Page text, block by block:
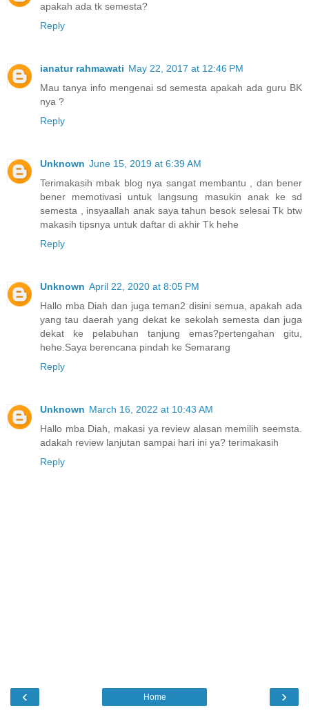
apakah ada tk semesta?
Reply
ianatur rahmawati May 22, 2017 at 12:46 PM
Mau tanya info mengenai sd semesta apakah ada guru BK
nya ?
Reply
Unknown June 15, 2019 at 6:39 AM
Terimakasih mbak blog nya sangat membantu , dan bener
bener memotivasi untuk langsung masukin anak ke sd
semesta , insyaallah anak saya tahun besok selesai Tk btw
makasih tipsnya untuk daftar di akhir Tk hehe
Reply
Unknown April 22, 2020 at 8:05 PM
Hallo mba Diah dan juga teman2 disini semua, apakah ada
yang tau daerah yang dekat ke sekolah semesta dan juga
dekat ke pelabuhan tanjung emas?pertengahan gitu,
hehe.Saya berencana pindah ke Semarang
Reply
Unknown March 16, 2022 at 10:43 AM
Hallo mba Diah, makasi ya review alasan memilih seemsta.
adakah review lanjutan sampai hari ini ya? terimakasih
Reply
‹ ›
Home